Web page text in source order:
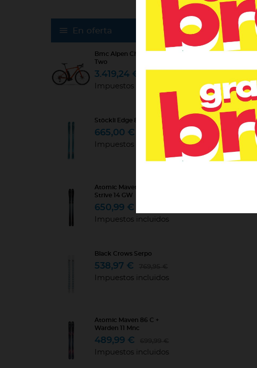
En oferta
Bmc Alpen Challenge Road
Two
3.419,24 €
Impuestos incluidos
Stöckli Edge 88
665,00 € 950,00 €
Impuestos incluidos
Atomic Maverick 88 Ti +
Strive 14 GW
650,99 €
Impuestos incluidos
Black Crows Serpo
538,97 €
Impuestos incluidos
Atomic Maven 86 C +
Warden 11 Mnc
489,99 €
Impuestos incluidos